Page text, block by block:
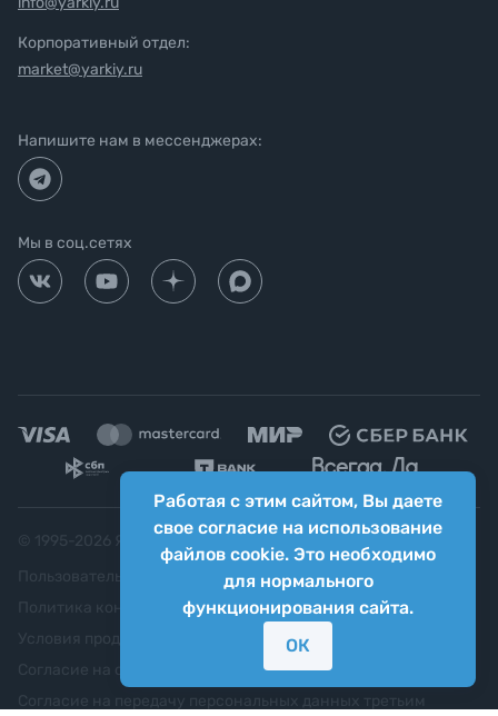
Работая с этим сайтом, Вы даете
свое согласие на использование
файлов cookie. Это необходимо
для нормального
функционирования сайта.
ОК
Корпоративный отдел:
market@yarkiy.ru
Напишите нам в мессенджерах:
Мы в соц.сетях
Яркий фотомаркет ("Яркий Мир")
Пользовательское соглашение
Политика конфиденциальности
Согласие на обработку персональных данных
Согласие на передачу персональных данных третьим